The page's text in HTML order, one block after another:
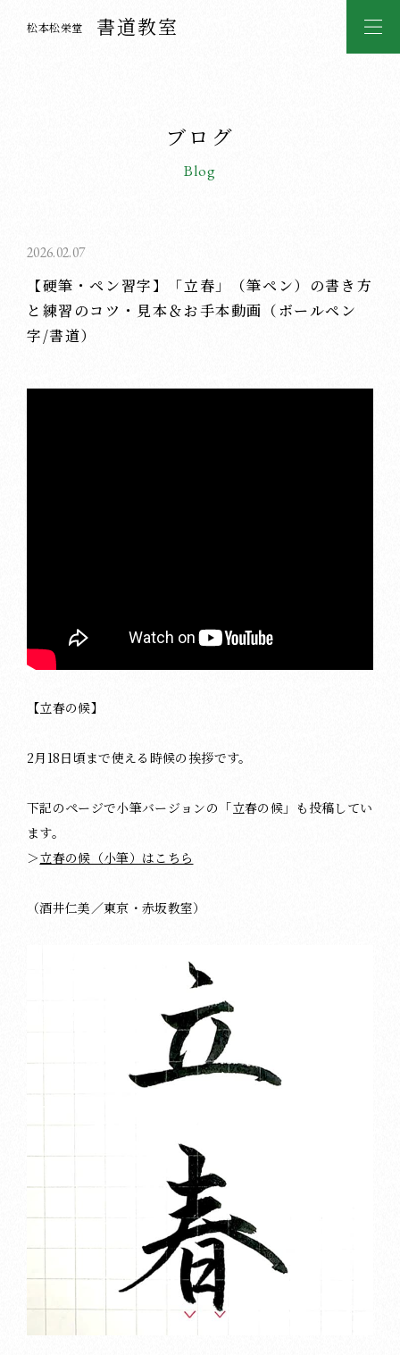
松本松栄堂 書道教室
ブログ
Blog
2026.02.07
【硬筆・ペン習字】「立春」（筆ペン）の書き方
と練習のコツ・見本＆お手本動画（ボールペン
字/書道）
【立春の候】
2月18日頃まで使える時候の挨拶です。
下記のページで小筆バージョンの「立春の候」も投稿してい
ます。
＞立春の候（小筆）はこちら
（酒井仁美／東京・赤坂教室）